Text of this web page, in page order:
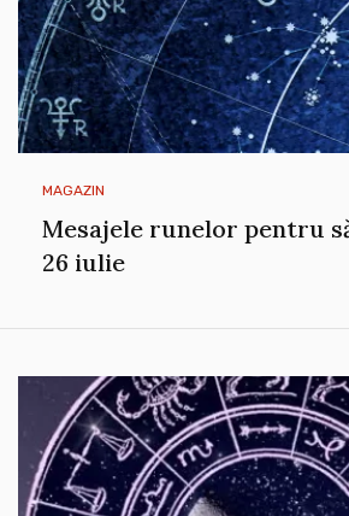
MAGAZIN
Mesajele runelor pentru
26 iulie